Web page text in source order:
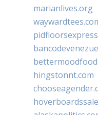
marianlives.org
hingstonnt.com